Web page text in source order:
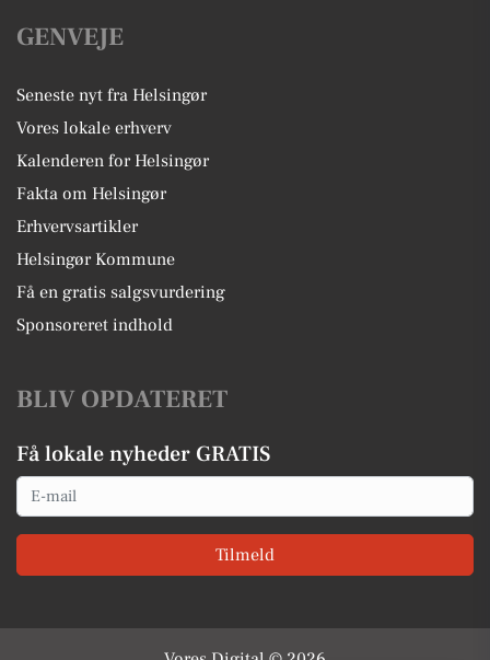
GENVEJE
Seneste nyt fra Helsingør
Vores lokale erhverv
Kalenderen for Helsingør
Fakta om Helsingør
Erhvervsartikler
Helsingør Kommune
Få en gratis salgsvurdering
Sponsoreret indhold
BLIV OPDATERET
Få lokale nyheder GRATIS
Email
Tilmeld